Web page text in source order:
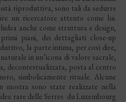
riproduttiva, sono tali da sedurre
un ricercatore attento come lui.
anche come struttura e design,
piani, dei dettagliati close-up
la parte intima, per così dire,
in un’icona di valore sacrale,
decontestualizzata, posta al centro
simbolicamente rituale. Alcune
mostra sono state realizzate nella
rare delle Serres du Luxembourg